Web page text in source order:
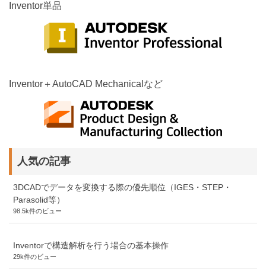
Inventor単品
Inventor＋AutoCAD Mechanicalなど
人気の記事
3DCADでデータを変換する際の優先順位（IGES・STEP・
Parasolid等）
98.5k件のビュー
Inventorで構造解析を行う場合の基本操作
29k件のビュー